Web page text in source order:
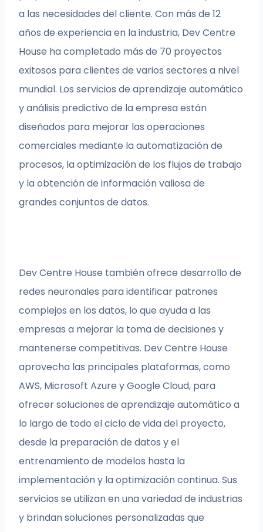
a las necesidades del cliente. Con más de 12
años de experiencia en la industria, Dev Centre
House ha completado más de 70 proyectos
exitosos para clientes de varios sectores a nivel
mundial. Los servicios de aprendizaje automático
y análisis predictivo de la empresa están
diseñados para mejorar las operaciones
comerciales mediante la automatización de
procesos, la optimización de los flujos de trabajo
y la obtención de información valiosa de
grandes conjuntos de datos.
Dev Centre House también ofrece desarrollo de
redes neuronales para identificar patrones
complejos en los datos, lo que ayuda a las
empresas a mejorar la toma de decisiones y
mantenerse competitivas. Dev Centre House
aprovecha las principales plataformas, como
AWS, Microsoft Azure y Google Cloud, para
ofrecer soluciones de aprendizaje automático a
lo largo de todo el ciclo de vida del proyecto,
desde la preparación de datos y el
entrenamiento de modelos hasta la
implementación y la optimización continua. Sus
servicios se utilizan en una variedad de industrias
y brindan soluciones personalizadas que